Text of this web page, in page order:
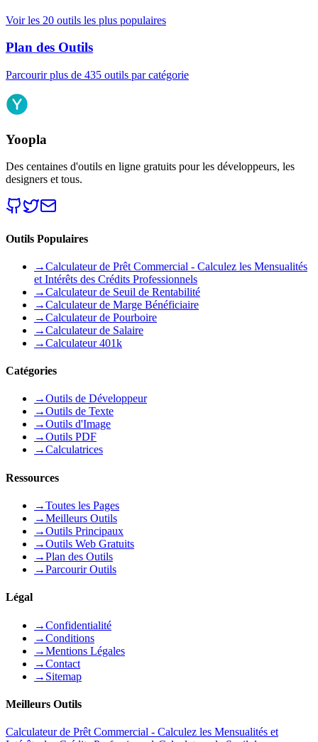
Voir les 20 outils les plus populaires
Plan des Outils
Parcourir plus de 435 outils par catégorie
Yoopla
Des centaines d'outils en ligne gratuits pour les développeurs, les
designers et tous.
Outils Populaires
→Calculateur de Prêt Commercial - Calculez les Mensualités
et Intérêts des Crédits Professionnels
→Calculateur de Seuil de Rentabilité
→Calculateur de Marge Bénéficiaire
→Calculateur de Pourboire
→Calculateur de Salaire
→Calculateur 401k
Catégories
→Outils de Développeur
→Outils de Texte
→Outils d'Image
→Outils PDF
→Calculatrices
Ressources
→Toutes les Pages
→Meilleurs Outils
→Outils Principaux
→Outils Web Gratuits
→Plan des Outils
→Parcourir Outils
Légal
→Confidentialité
→Conditions
→Mentions Légales
→Contact
→ Sitemap
Meilleurs Outils
Calculateur de Prêt Commercial - Calculez les Mensualités et